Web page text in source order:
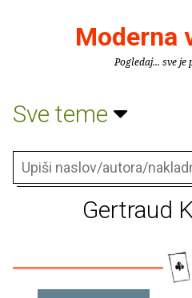
Moderna
Pogledaj... sve je
Sve teme
Gertraud